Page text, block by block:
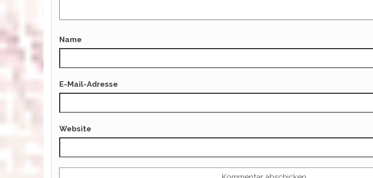
Name
E-Mail-Adresse
Website